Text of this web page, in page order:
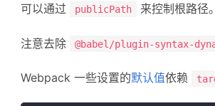
可以通过 publicPath 来控制根路径。
注意去除 @babel/plugin-syntax-
Webpack 一些设置的默认值依赖